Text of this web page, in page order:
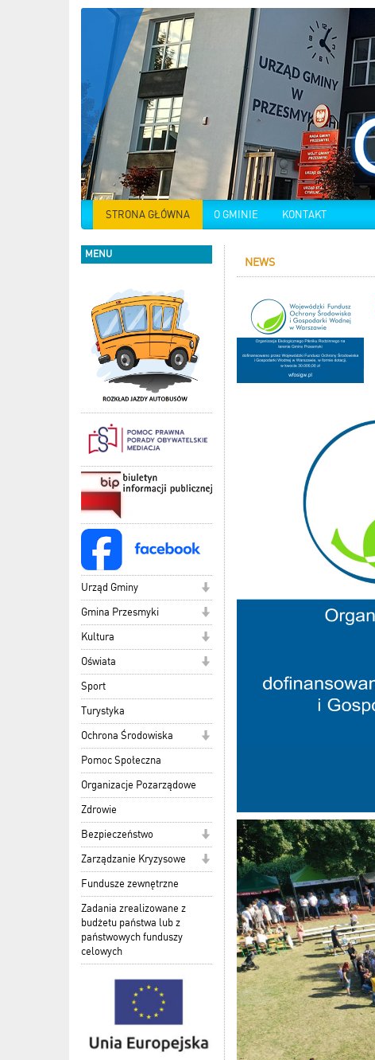
STRONA GŁÓWNA O GMINIE KONTAKT
MENU
Urząd Gminy
Gmina Przesmyki
Kultura
Oświata
Sport
Turystyka
Ochrona Środowiska
Pomoc Społeczna
Organizacje Pozarządowe
Zdrowie
Bezpieczeństwo
Zarządzanie Kryzysowe
Fundusze zewnętrzne
Zadania zrealizowane z
budżetu państwa lub z
państwowych funduszy
celowych
NEWS